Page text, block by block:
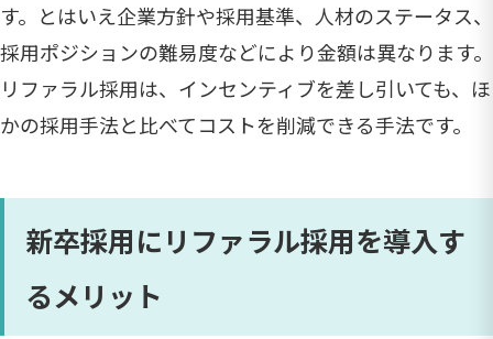
す。とはいえ企業方針や採用基準、人材のステータス、
採用ポジションの難易度などにより金額は異なります。
リファラル採用は、インセンティブを差し引いても、ほ
かの採用手法と比べてコストを削減できる手法です。
新卒採用にリファラル採用を導入す
るメリット